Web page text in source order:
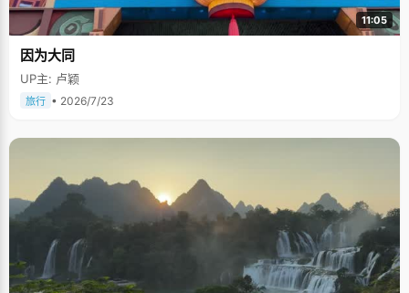
11:05
因为大同
UP主: 卢颖
旅行 • 2026/7/23